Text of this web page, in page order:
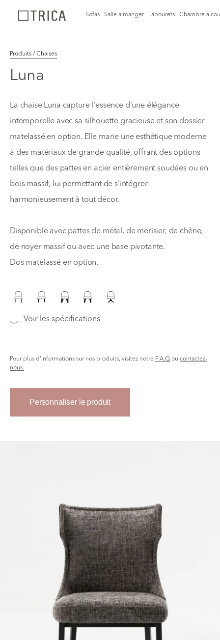
Sofas Salle à manger Tabourets Chambre à
Produits / Chaises
Luna
La chaise Luna capture l'essence d'une élégance
intemporelle avec sa silhouette gracieuse et son dossier
matelassé en option. Elle marie une esthétique moderne
à des matériaux de grande qualité, offrant des options
telles que des pattes en acier entièrement soudées ou en
bois massif, lui permettant de s'intégrer
harmonieusement à tout décor.
Disponible avec pattes de métal, de merisier, de chêne,
de noyer massif ou avec une base pivotante.
Dos matelassé en option.
Voir les spécifications
Pour plus d'informations sur nos produits, visitez notre F.A.Q ou contactez-
nous.
Personnaliser le produit